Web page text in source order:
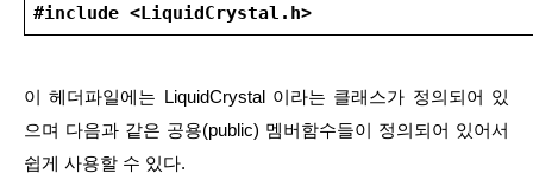
#include <LiquidCrystal.h>
이 헤더파일에는 LiquidCrystal 이라는 클래스가 정의되어 있
으며 다음과 같은 공용(public) 멤버함수들이 정의되어 있어서
쉽게 사용할 수 있다.